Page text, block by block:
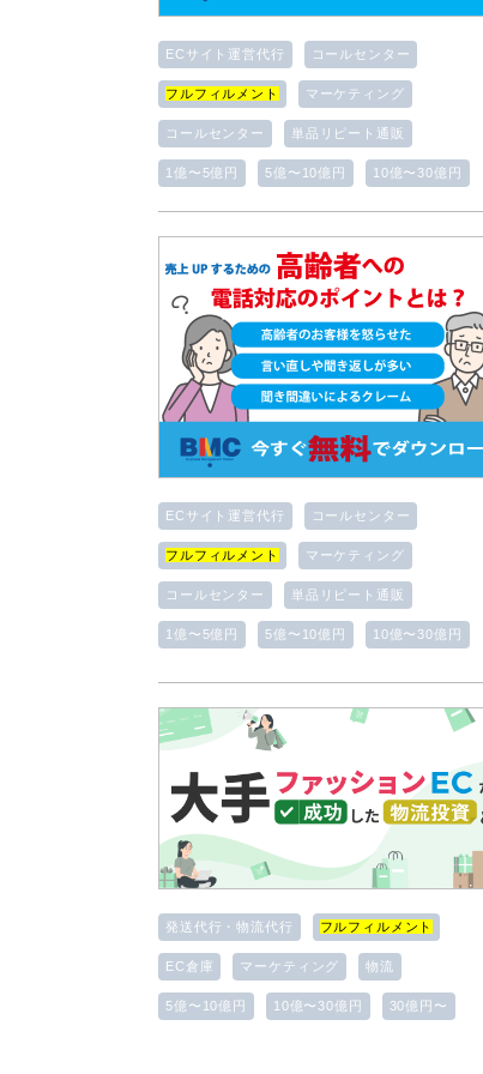
ECサイト運営代行 コールセンター
フルフィルメント マーケティング
コールセンター 単品リピート通販
1億〜5億円 5億〜10億円 10億〜30億円
ECサイト運営代行 コールセンター
フルフィルメント マーケティング
コールセンター 単品リピート通販
1億〜5億円 5億〜10億円 10億〜30億円
発送代行・物流代行 フルフィルメント
EC倉庫 マーケティング 物流
5億〜10億円 10億〜30億円 30億円〜